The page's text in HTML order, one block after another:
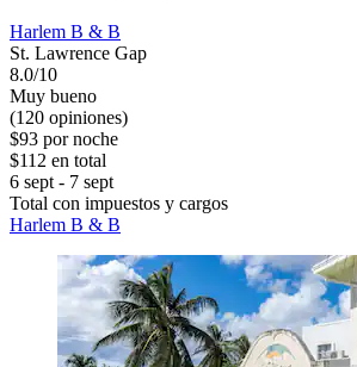
Harlem B & B
St. Lawrence Gap
8.0/10
Muy bueno
(120 opiniones)
$93 por noche
$112 en total
6 sept - 7 sept
Total con impuestos y cargos
Harlem B & B